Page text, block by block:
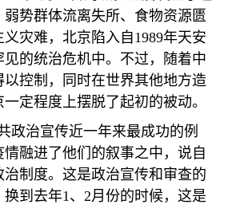
势群体流离失所、食物资源匮
灾难，北京陷入自 1989年天安
的统治危机中。不过，随着中
以控制，同时在世界其他地方造
定程度上摆脱了起初的被动。
政治宣传近一年来最成功的例
融进了他们的叙事之中，说自
治制度。这是政治宣传和审查的
换到去年1、 2月份的时候，这是